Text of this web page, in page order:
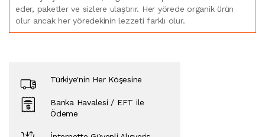
eder, paketler ve sizlere ulaştırır. Her yörede organik ürün
olur ancak her yöredekinin lezzeti farklı olur.
Türkiye'nin Her Köşesine
Banka Havalesi / EFT ile
Ödeme